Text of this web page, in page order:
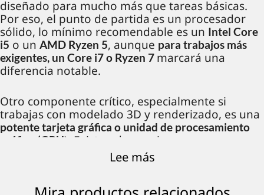
diseñado para mucho más que tareas básicas.
Por eso, el punto de partida es un procesador
sólido, lo mínimo recomendable es un Intel Core
i5 o un AMD Ryzen 5, aunque para trabajos más
exigentes, un Core i7 o Ryzen 7 marcará una
diferencia notable.
Otro componente crítico, especialmente si
trabajas con modelado 3D y renderizado, es una
potente tarjeta gráfica o unidad de procesamiento
gráfico (GPU). Existen dos opciones para una
tarjeta gráfica, por un lado una
que es independiente del procesador, y por otro
Lee más